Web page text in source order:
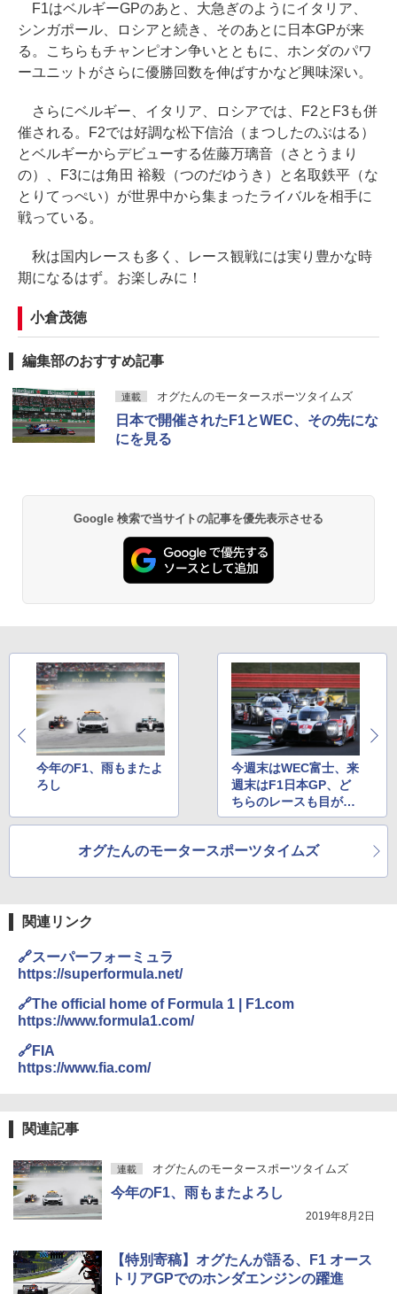
F1はベルギーGPのあと、大急ぎのようにイタリア、
シンガポール、ロシアと続き、そのあとに日本GPが来
る。こちらもチャンピオン争いとともに、ホンダのパワ
ーユニットがさらに優勝回数を伸ばすかなど興味深い。
さらにベルギー、イタリア、ロシアでは、F2とF3も併
催される。F2では好調な松下信治（まつしたのぶはる）
とベルギーからデビューする佐藤万璃音（さとうまり
の）、F3には角田 裕毅（つのだゆうき）と名取鉄平（な
とりてっぺい）が世界中から集まったライバルを相手に
戦っている。
秋は国内レースも多く、レース観戦には実り豊かな時
期になるはず。お楽しみに！
小倉茂徳
編集部のおすすめ記事
連載 オグたんのモータースポーツタイムズ
日本で開催されたF1とWEC、その先にな
にを見る
Google 検索で当サイトの記事を優先表示させる
今年のF1、雨もまたよ
ろし
今週末はWEC富士、来
週末はF1日本GP、ど
ちらのレースも目が離
せない
オグたんのモータースポーツタイムズ
関連リンク
🔗スーパーフォーミュラ
https://superformula.net/
🔗The official home of Formula 1 | F1.com
https://www.formula1.com/
🔗FIA
https://www.fia.com/
関連記事
連載 オグたんのモータースポーツタイムズ
今年のF1、雨もまたよろし
2019年8月2日
【特別寄稿】オグたんが語る、F1 オース
トリアGPでのホンダエンジンの躍進